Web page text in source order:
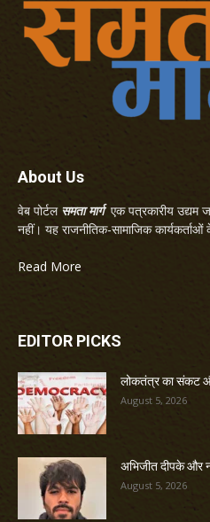
About Us
वेब पोर्टल समता मार्गएक पत्रकारीय उद्यम
नहीं। यह राजनीतिक-सामाजिक
Read More
EDITOR PICKS
लोकतंत्र का संकट
August 5, 2026
अभिजीत दीपके और
August 5, 2026